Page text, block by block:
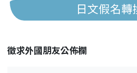
日文假名轉
徵求外國朋友公佈欄